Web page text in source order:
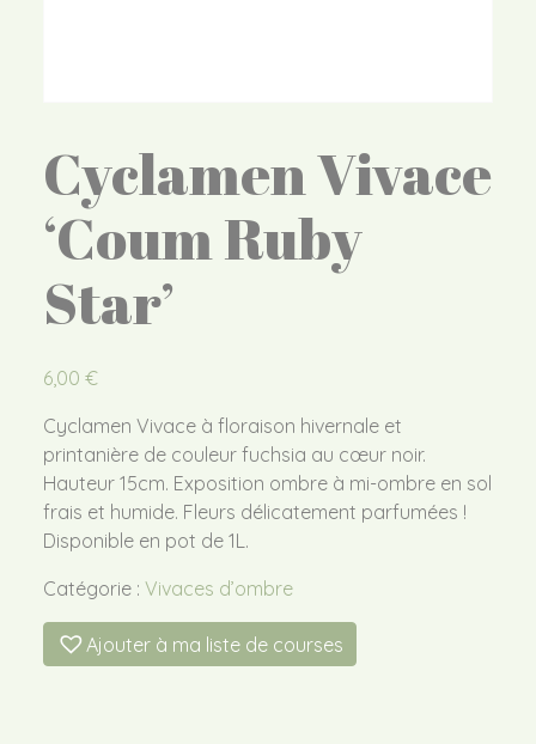
Cyclamen Vivace
‘Coum Ruby
Star’
6,00 €
Cyclamen Vivace à floraison hivernale et
printanière de couleur fuchsia au cœur noir.
Hauteur 15cm. Exposition ombre à mi-ombre en sol
frais et humide. Fleurs délicatement parfumées !
Disponible en pot de 1L.
Catégorie : Vivaces d’ombre
Ajouter à ma liste de courses